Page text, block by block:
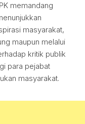
memandang
masyarakat,
maupun melalui
kritik publik
para pejabat
masyarakat.